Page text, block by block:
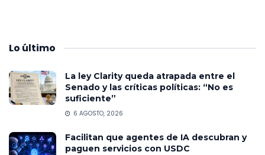
Lo último
La ley Clarity queda atrapada entre el
Senado y las críticas políticas: “No es
suficiente”
6 AGOSTO, 2026
Facilitan que agentes de IA descubran y
paguen servicios con USDC